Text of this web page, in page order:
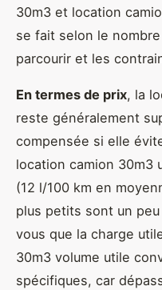
30m3 et location
se fait selon le
parcourir et les
En termes de prix, la
reste généralement
compensée si elle
location camion 30m3
(12 l/100 km en
plus petits sont un
vous que la charge
30m3 volume utile
spécifiques, car